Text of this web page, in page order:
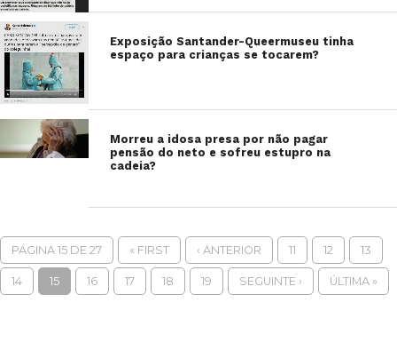
Exposição Santander-Queermuseu tinha
espaço para crianças se tocarem?
Morreu a idosa presa por não pagar
pensão do neto e sofreu estupro na
cadeia?
PÁGINA 15 DE 27 « FIRST ‹ ANTERIOR 11 12 13
14 15 16 17 18 19 SEGUINTE › ÚLTIMA »